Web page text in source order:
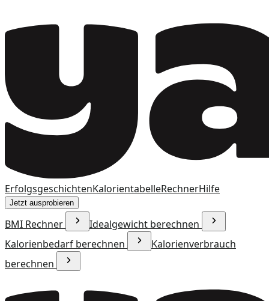
ErfolgsgeschichtenKalorientabelleRechnerHilfe
Jetzt ausprobieren
BMI Rechner
Idealgewicht berechnen
Kalorienbedarf berechnen
Kalorienverbrauch
berechnen